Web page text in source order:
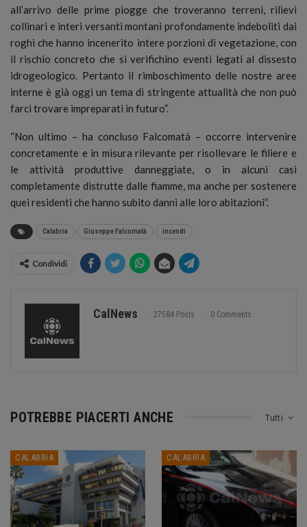
all’arrivo delle prime piogge che troveranno terreni, rilievi
collinari e interi versanti montani profondamente indeboliti dai
roghi che hanno incenerito intere porzioni di vegetazione, con
il rischio concreto che si verifichino eventi legati al dissesto
idrogeologico. Pertanto il rimboschimento delle nostre aree
interne è già oggi un tema di stringente attualità che non può
farci trovare impreparati in futuro”.
“Non ultimo – ha concluso Falcomatà – occorre intervenire
concretamente e in misura rilevante per risollevare le filiere e
le attività produttive danneggiate, o in alcuni casi
completamente distrutte dalle fiamme, ma anche per sostenere
quei residenti che hanno subito danni alle loro abitazioni”.
Calabria Giuseppe Falcomatà incendi
Condividi
CalNews 27584 Posts 0 Comments
Tutti
POTREBBE PIACERTI ANCHE
CALABRIA CALABRIA